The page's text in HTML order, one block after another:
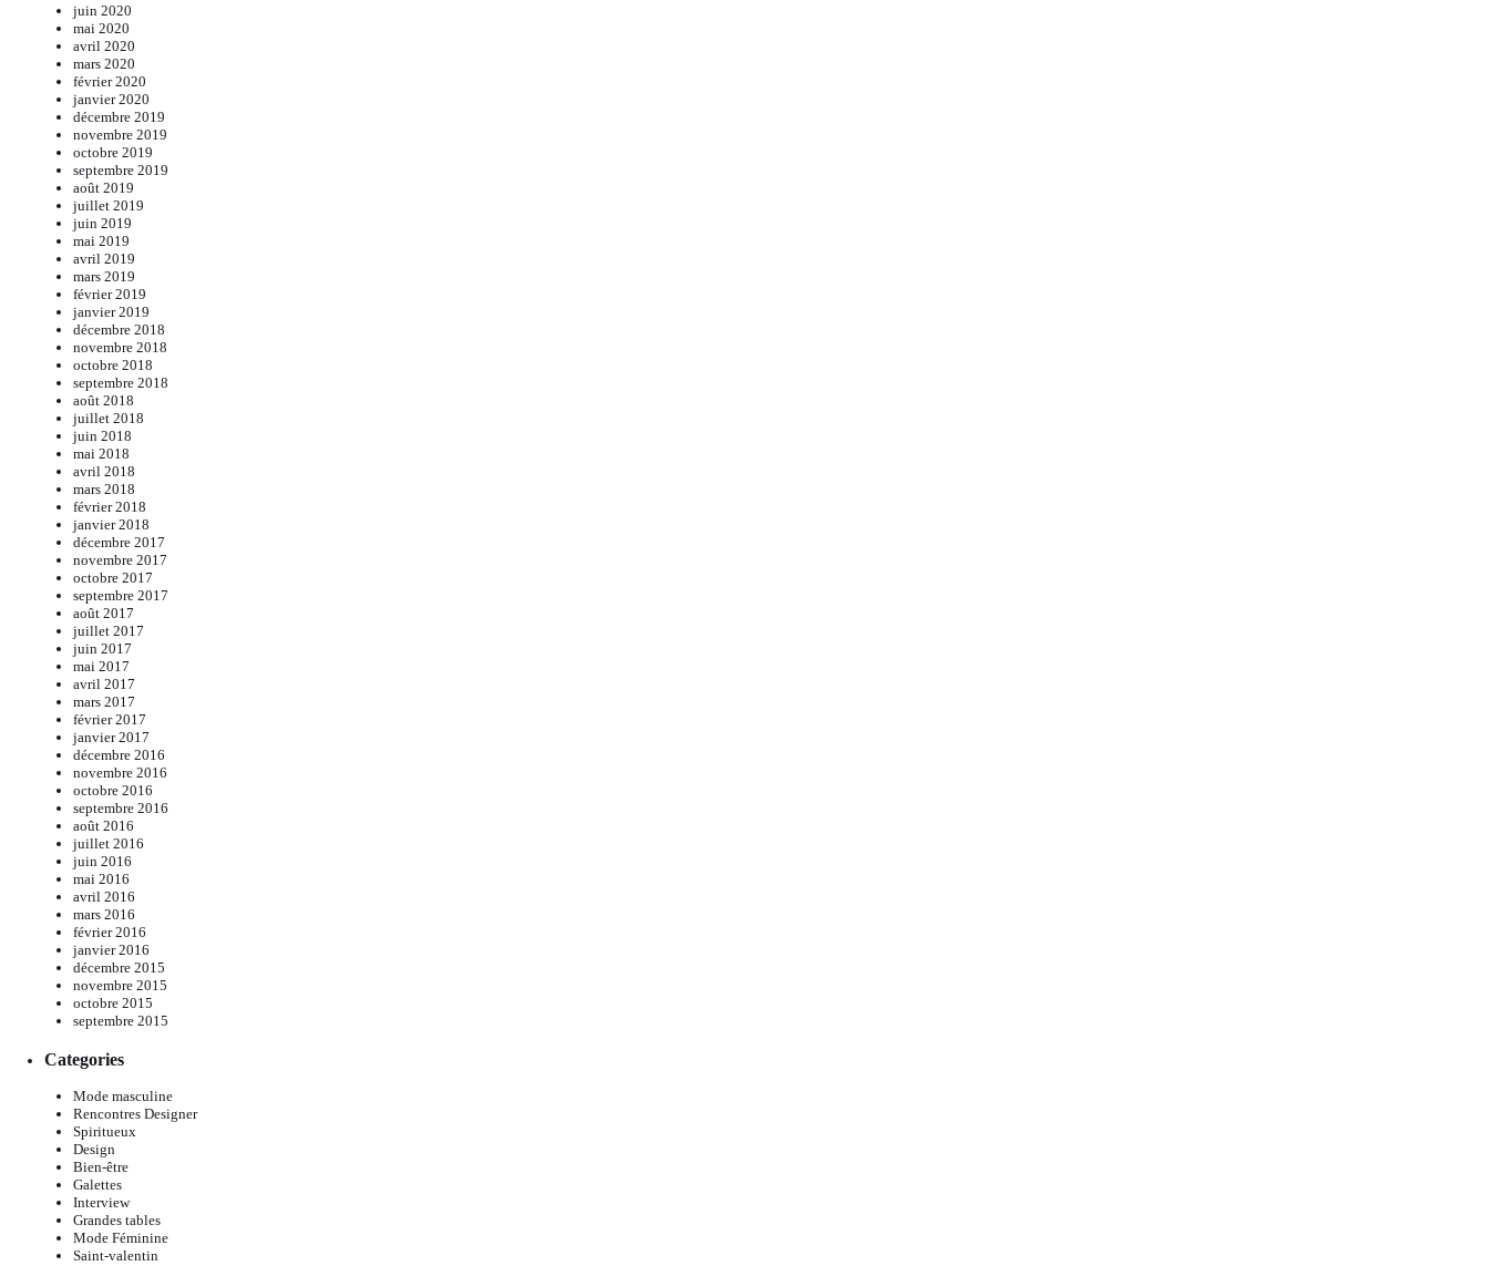
juin 2020
mai 2020
avril 2020
mars 2020
février 2020
janvier 2020
décembre 2019
novembre 2019
octobre 2019
septembre 2019
août 2019
juillet 2019
juin 2019
mai 2019
avril 2019
mars 2019
février 2019
janvier 2019
décembre 2018
novembre 2018
octobre 2018
septembre 2018
août 2018
juillet 2018
juin 2018
mai 2018
avril 2018
mars 2018
février 2018
janvier 2018
décembre 2017
novembre 2017
octobre 2017
septembre 2017
août 2017
juillet 2017
juin 2017
mai 2017
avril 2017
mars 2017
février 2017
janvier 2017
décembre 2016
novembre 2016
octobre 2016
septembre 2016
août 2016
juillet 2016
juin 2016
mai 2016
avril 2016
mars 2016
février 2016
janvier 2016
décembre 2015
novembre 2015
octobre 2015
septembre 2015
Categories
Mode masculine
Rencontres Designer
Spiritueux
Design
Bien-être
Galettes
Interview
Grandes tables
Mode Féminine
Saint-valentin